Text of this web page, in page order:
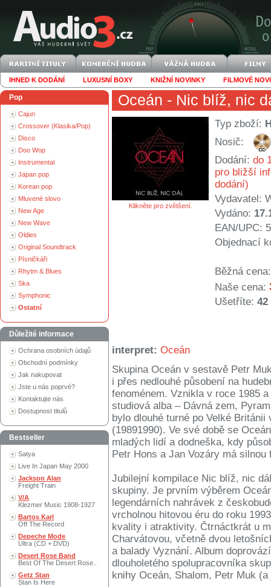
IHNED K DODÁNÍ LUXUSNÍ BOXY KNIŽNÍ NOVINKY FILMOVÉ
Pop
Cajun
Crossover (Klasika/Pop)
Disco
Doo Wop
Instrumental
Japan pop
Korean pop
Mluvené slovo
New Age
New Wave
Oldies
Original Soundtrack
Písničkáři
Rhytm & Blues
Ska
Symphonic
Ostatní
Důležité informace
Ochrana osobních údajů
Obchodní podmínky
Jak nakupovat
Jste u nás poprvé?
Kontaktujte nás
Dostupnost titulů
Bestseller
Satya
Live In Japan May 2000
Jackson Alan
Freight Train
V/A
Klezmer Music 1908-1927
Bartos Karl
Off The Record
Depeche Mode
Ultra (CD + DVD)
Desert Rose Band
Best Of The Desert Rose..
Getz Stan
Stan Is Here
Oceán - Nic blíž, nic
Klikněte pro zvětšení.
Typ zboží:
Nosič:
Dodání: do
pro bližší
dodání)
Vydavatel:
Vydáno:
EAN/UPC:
Objednací
Běžná cena:
Naše cena:
Ušetříte: 42
interpret: Oceán
Skupina Oceán v sestavě Petr
i přes nedlouhé působení na
fenoménem. Vznikla v roce 1985
studiová alba – Dávná zem,
bylo dlouhé turné po Velké
(19891990). Ve své době se
mladých lidí a dodneška, kdy
Petr Hons a Jan Vozáry má
Jubilejní kompilace Nic blíž, nic
skupiny. Je prvním výběrem
legendárních nahrávek z
vrcholnou hitovou éru do roku
kvality i atraktivity. Čtrnáctkrát u
Charvátovou, včetně dvou
a balady Vyznání. Album
dlouholetého spolupracovníka
knihy Oceán, Shalom, Petr Muk